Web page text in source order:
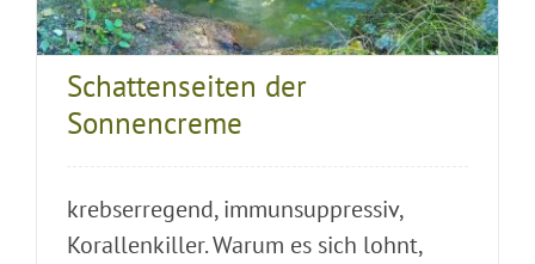
Schattenseiten der
Sonnencreme
krebserregend, immunsuppressiv,
Korallenkiller. Warum es sich lohnt,